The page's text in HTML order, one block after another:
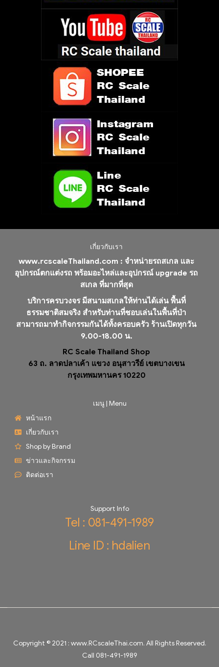
เกี่ยวกับเรา
www.rcscaleThailand.com : จำหน่ายรถสเกล และ
อุปกรณ์ตกแต่งรถ พร้อมอะไหล่และอุปกรณ์ upgrade รถ
สเกล ที่มากที่สุด
บริการครบวงจร มีสนามสเกลให้ท่านได้เล่น พื้นที่
ธรรมชาติสมจริง สำหรับท่านที่ชอบเล่นในพื้นที่ป่า
สามารถมาทำกิจกรรมกันได้ทั้งครอบครัว ร้านเปิดทุกวัน
9.00-18.00 น.
RC Scale Thailand Shop
63 ถ. ลาดปลาเค้า แขวง อนุสาวรีย์ เขตบางเขน
กรุงเทพมหานคร 10220
เมนู | Menu
หน้าแรก
เกี่ยวกับเรา
Shop by Brand
ข่าวและกิจกรรม
ติดต่อเรา
Support Info
Tel : 081-491-1989
Line ID : hdalien
Copyright © 2021 : www.RCscaleThai.com. All Rights Reserved.
Call 081-491-1989